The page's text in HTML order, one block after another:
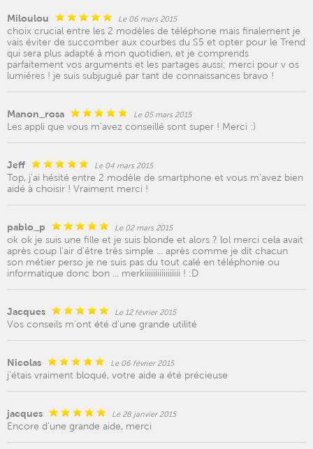
Miloulou Le 06 mars 2015
choix crucial entre les 2 modèles de téléphone mais finalement je
vais éviter de succomber aux courbes du S5 et opter pour le Trend
qui sera plus adapté à mon quotidien, et je comprends
parfaitement vos arguments et les partages aussi; merci pour v os
lumières ! je suis subjugué par tant de connaissances bravo !
Manon_rosa Le 05 mars 2015
Les appli que vous m'avez conseillé sont super ! Merci :)
Jeff Le 04 mars 2015
Top, j'ai hésité entre 2 modèle de smartphone et vous m'avez bien
aidé à choisir ! Vraiment merci !
pablo_p Le 02 mars 2015
ok ok je suis une fille et je suis blonde et alors ? lol merci cela avait
après coup l'air d'être très simple ... après comme je dit chacun
son métier perso je ne suis pas du tout calé en téléphonie ou
informatique donc bon ... merkiiiiiiiiiiiiiiiii ! :D
Jacques Le 12 février 2015
Vos conseils m'ont été d'une grande utilité
Nicolas Le 06 février 2015
j'étais vraiment bloqué, votre aide a été précieuse
jacques Le 28 janvier 2015
Encore d'une grande aide, merci